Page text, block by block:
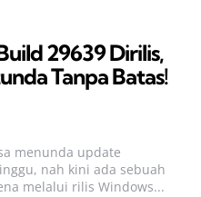
29639 Dirilis,
Tanpa Batas!
menunda update
nah kini ada sebuah
melalui rilis Windows...